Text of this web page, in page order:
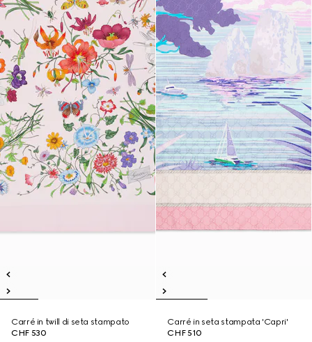
Carré in twill di seta stampato
CHF 530
Carré in seta stampata 'Capri'
CHF 510